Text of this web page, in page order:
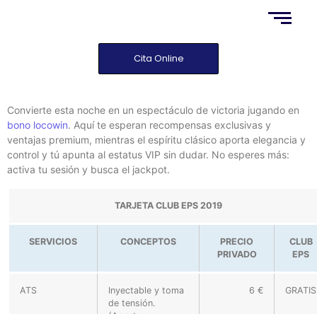
Cita Online
Convierte esta noche en un espectáculo de victoria jugando en
bono locowin. Aquí te esperan recompensas exclusivas y
ventajas premium, mientras el espíritu clásico aporta elegancia y
control y tú apunta al estatus VIP sin dudar. No esperes más:
activa tu sesión y busca el jackpot.
TARJETA CLUB EPS 2019
SERVICIOS CONCEPTOS
PRECIO
PRIVADO
CLUB
EPS
ATS
Inyectable y toma
de tensión.
6 € GRATIS